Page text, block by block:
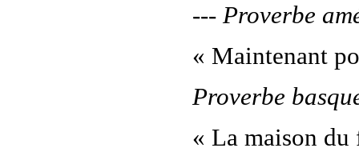
--- Proverbe
« Maintenant
Proverbe
« La maison du